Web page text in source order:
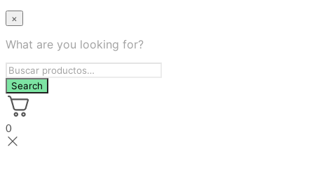
×
What are you looking for?
0